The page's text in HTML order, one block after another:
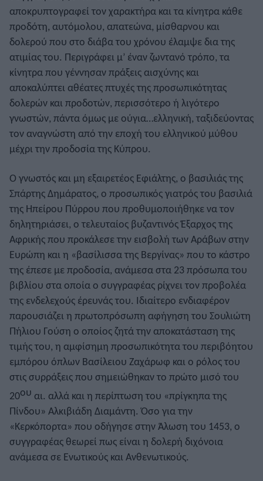
αποκρυπτογραφεί τον χαρακτήρα και τα κίνητρα κάθε
προδότη, αυτόμολου, απατεώνα, μίσθαρνου και
δολερού που στο διάβα του χρόνου έλαμψε δια της
ατιμίας του. Περιγράφει μ’ έναν ζωντανό τρόπο, τα
κίνητρα που γέννησαν πράξεις αισχύνης και
αποκαλύπτει αθέατες πτυχές της προσωπικότητας
δολερών και προδοτών, περισσότερο ή λιγότερο
γνωστών, πάντα όμως με ούγια…ελληνική, ταξιδεύοντας
τον αναγνώστη από την εποχή του ελληνικού μύθου
μέχρι την προδοσία της Κύπρου.
Ο γνωστός και μη εξαιρετέος Εφιάλτης, ο βασιλιάς της
Σπάρτης Δημάρατος, ο προσωπικός γιατρός του βασιλιά
της Ηπείρου Πύρρου που προθυμοποιήθηκε να τον
δηλητηριάσει, ο τελευταίος βυζαντινός Έξαρχος της
Αφρικής που προκάλεσε την εισβολή των Αράβων στην
Ευρώπη και η «βασίλισσα της Βεργίνας» που το κάστρο
της έπεσε με προδοσία, ανάμεσα στα 23 πρόσωπα του
βιβλίου στα οποία ο συγγραφέας ρίχνει τον προβολέα
της ενδελεχούς έρευνάς του. Ιδιαίτερο ενδιαφέρον
παρουσιάζει η πρωτοπρόσωπη αφήγηση του Σουλιώτη
Πήλιου Γούση ο οποίος ζητά την αποκατάσταση της
τιμής του, η αμφίσημη προσωπικότητα του περιβόητου
εμπόρου όπλων Βασίλειου Ζαχάρωφ και ο ρόλος του
στις συρράξεις που σημειώθηκαν το πρώτο μισό του
20ου αι. αλλά και η περίπτωση του «πρίγκηπα της
Πίνδου» Αλκιβιάδη Διαμάντη. Όσο για την
«Κερκόπορτα» που οδήγησε στην Άλωση του 1453, ο
συγγραφέας θεωρεί πως είναι η δολερή διχόνοια
ανάμεσα σε Ενωτικούς και Ανθενωτικούς.